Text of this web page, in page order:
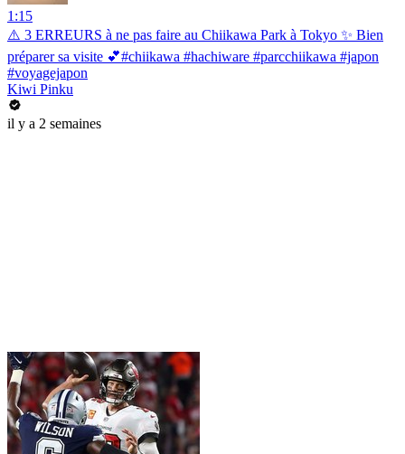
1:15
⚠️ 3 ERREURS à ne pas faire au Chiikawa Park à Tokyo ✨ Bien
préparer sa visite 💕#chiikawa #hachiware #parcchiikawa #japon
#voyagejapon
Kiwi Pinku
il y a 2 semaines